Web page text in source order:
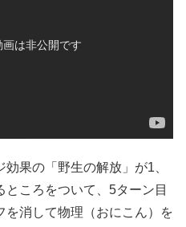
果の「野生の解放」が1、
ところをついて、5ターン目
を消して物理（おにこん）を